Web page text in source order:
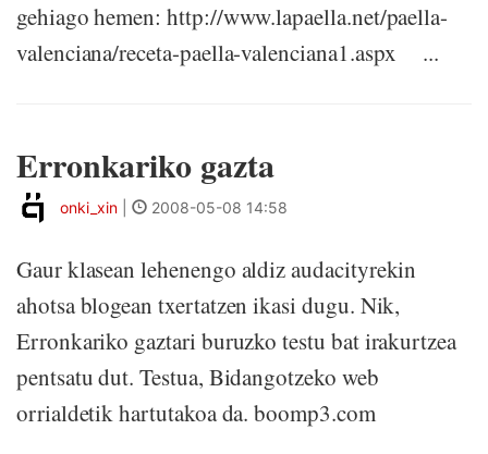
gehiago hemen: http://www.lapaella.net/paella-
valenciana/receta-paella-valenciana1.aspx ...
Erronkariko gazta
onki_xin 2008-05-08 14:58
Gaur klasean lehenengo aldiz audacityrekin
ahotsa blogean txertatzen ikasi dugu. Nik,
Erronkariko gaztari buruzko testu bat irakurtzea
pentsatu dut. Testua, Bidangotzeko web
orrialdetik hartutakoa da. boomp3.com